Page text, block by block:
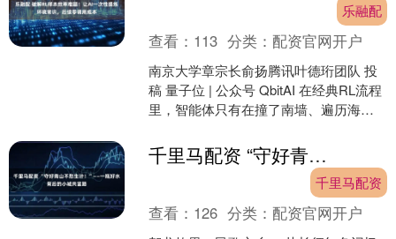
乐融配
查看： 113 分类：配资官网开户
南京大学章宗长俞扬腾讯叶德珩团队 投
稿 量子位 | 公众号 QbitAI 在经典RL流程
里，智能体只有在撞了南墙、遍历海量
样本....
千里马配资 “守好青山不愁生计！”——一瓶好水背后的小城共富路
千里马配资
查看： 126 分类：配资官网开户